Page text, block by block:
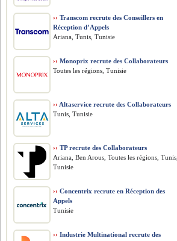
›› Transcom recrute des Conseillers en
Réception d’Appels
Ariana, Tunis, Tunisie
›› Monoprix recrute des Collaborateurs
Toutes les régions, Tunisie
›› Altaservice recrute des Collaborateurs
Tunis, Tunisie
›› TP recrute des Collaborateurs
Ariana, Ben Arous, Toutes les régions, Tunis,
Tunisie
›› Concentrix recrute en Réception des
Appels
Tunisie
›› Industrie Multinational recrute des